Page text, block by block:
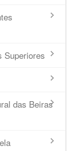
Superiores
das Beiras